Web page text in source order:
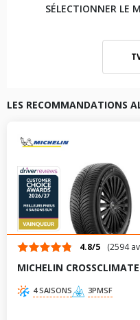
SÉLECTIONNER LE
LES RECOMMANDATIONS
4.8/5 (2594
MICHELIN
4 SAISONS 3PMSF